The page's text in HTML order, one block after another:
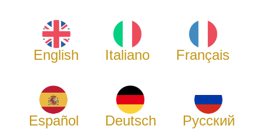
English Italiano Français
Español Deutsch Русский